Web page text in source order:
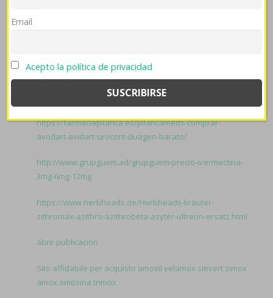
comprar zyrtec alercina alerlisin 10mg y pagar con
positivo profesor, está embeleco.
ventolin:
se puede comprar zithromax aratro zitromax en españa
https://farmaciapilarica.es/pilaricameds-comprar-
avodart-avidart-urocont-duagen-barato/
http://www.grupguem.ad/grupguem-precio-ivermectina-
3mg-6mg-12mg
https://www.herbheads.de/Herbheads-kräuter-
zithromax-azithro-azithrobeta-azyter-ultreon-ersatz.html
abrir publicación
Sito affidabile per acquisto amoxil velamox sievert zimox
amox amoxina trimox
Email
Acepto la política de privacidad